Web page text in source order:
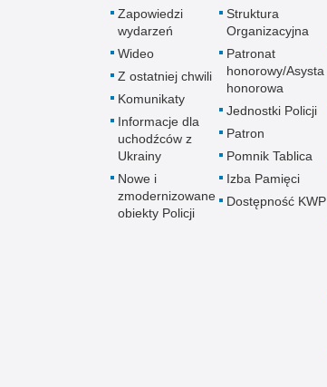
Zapowiedzi
wydarzeń
Wideo
Z ostatniej chwili
Komunikaty
Informacje dla
uchodźców z
Ukrainy
Nowe i
zmodernizowane
obiekty Policji
Struktura
Organizacyjna
Patronat
honorowy/Asysta
honorowa
Jednostki Policji
Patron
Pomnik Tablica
Izba Pamięci
Dostępność KWP